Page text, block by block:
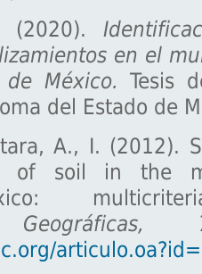
(2020).
en el
México. Tesis
del Estado de
A., I. (2012).
of soil in the
Geográficas,